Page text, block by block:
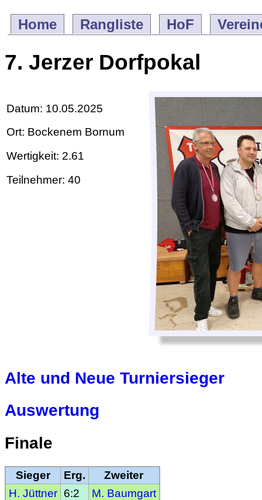
Home Rangliste HoF
7. Jerzer Dorfpokal
Datum: 10.05.2025
Ort: Bockenem Bornum
Wertigkeit: 2.61
Teilnehmer: 40
Alte und Neue Turniersieger
Auswertung
Finale
Sieger Erg.
Zweiter
H. Jüttner 6:2 M. Baumgart